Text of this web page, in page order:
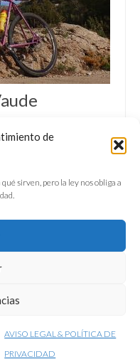
de
sirven, pero la ley nos obliga a
AVISO LEGAL & POLÍTICA DE
PRIVACIDAD
las tres
las bolsas
de Vaude.
NUESTROS LIBROS